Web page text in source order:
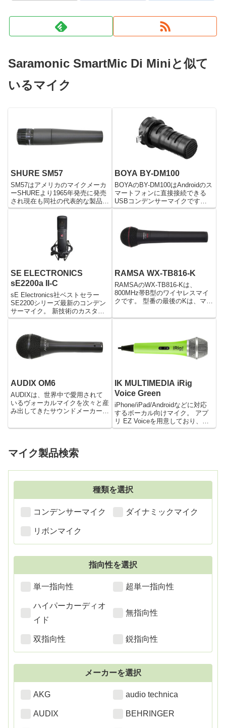
Saramonic SmartMic Di Miniと似て
いるマイク
SHURE SM57
SM57はアメリカのマイクメーカ
ーSHUREより1965年発売に発売
され現在も同社の代表的な製品の
一つであるダイナミック型マイク
ロホンです。 電源不要で気軽に
使用でき、ライブでの楽器、ボー
カル収音や、レコーディングなど
に使用されています。 ...
BOYA BY-DM100
BOYAのBY-DM100はAndroidのス
マートフォンに直接接続できる
USBコンデンサーマイクです。
本体が11gとコンパクトな設計に
マイクカプセルが内蔵されている
ため、スマホを使ってステレオ録
音することができます。
SE ELECTRONICS
sE2200a II-C
sE Electronics社ベストセラー
SE2200シリーズ最新のコンデン
サーマイク。 新技術のカスタム
ブラックラバーフィニッシュ採
イズを抑えます。
RAMSA WX-TB816-K
RAMSAのWX-TB816-Kは、
800MHz帯B型のワイヤレスマイ
クです。 型番の最後のKは、マイ
ックで、他にもS（ライトシャン
ナミックマイク...
AUDIX OM6
AUDIXは、世界中で愛用されて
いるヴォーカルマイクを次々と産
み出してきたサウンドメーカーで
をはじめ、高い人気と信頼性を得
OM6はダイナミックマイク...
IK MULTIMEDIA iRig
Voice Green
iPhone/iPad/Androidなどに対応
するボーカル向けマイク。 アプ
リ EZ Voiceを用意しており、お
使いのモバイルデバイス上のライ
マイク製品検索
種類を選択
コンデンサーマイク ダイナミックマイク
リボンマイク
指向性を選択
単一指向性 超単一指向性
ハイパーカーディオ
イド
無指向性
双指向性 鋭指向性
メーカーを選択
AKG audio technica
AUDIX BEHRINGER